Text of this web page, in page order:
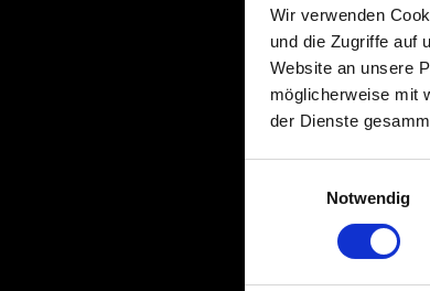
Wir verwenden
und die Zugriffe auf
Website an unsere
möglicherweise mit
der Dienste
Notwendig